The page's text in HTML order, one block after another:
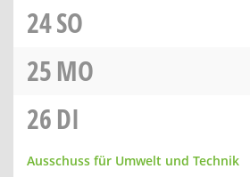
24SO
25MO
26DI
Ausschuss für Umwelt und Technik